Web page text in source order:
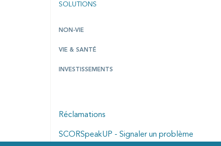
SOLUTIONS
NON-VIE
VIE & SANTÉ
INVESTISSEMENTS
Réclamations
SCORSpeakUP - Signaler un problème